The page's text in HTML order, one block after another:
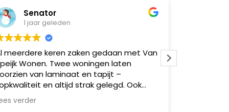
Senator
1 jaar geleden
meerdere keren zaken gedaan met Van
Wonen. Twee woningen laten
van laminaat en tapijt –
en altijd strak gelegd. Ook
vrienden via mij geholpen,
zeer tevreden. Betrouwbaar,
verder